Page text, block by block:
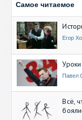
Самое читаемое
Егор
Павел
Всё,